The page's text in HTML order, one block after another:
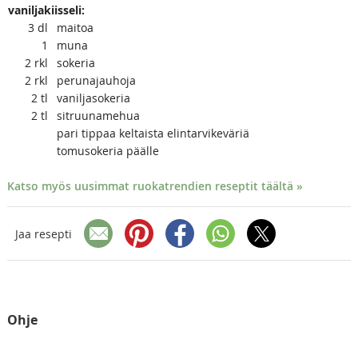
vaniljakiisseli:
3 dl
maitoa
1
muna
2 rkl
sokeria
2 rkl
perunajauhoja
2 tl
vaniljasokeria
2 tl
sitruunamehua
pari tippaa keltaista elintarvikeväriä
tomusokeria päälle
Katso myös uusimmat ruokatrendien reseptit täältä »
Jaa resepti
Ohje